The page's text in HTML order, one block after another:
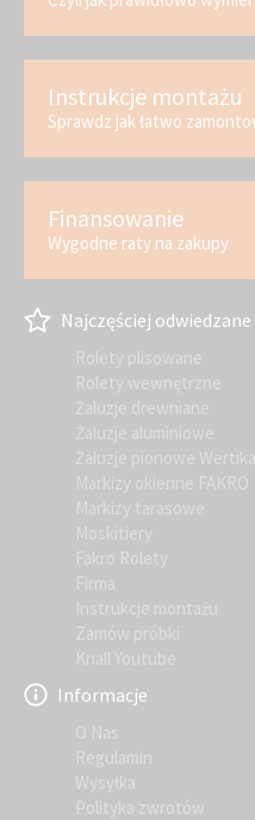
Instrukcje montażu
Sprawdz jak łatwo
Finansowanie
Wygodne raty na zakupy
Najczęściej odwiedzane
Rolety plisowane
Rolety wewnętrzne
Żaluzje drewniane
Żaluzje aluminiowe
Żaluzje pionowe
Markizy okienne FAKRO
Markizy tarasowe
Moskitiery
Fakro Rolety
Firma
Instrukcje montażu
Zamów próbki
Knall Youtube
Informacje
O Nas
Regulamin
Wysyłka
Polityka zwrotów